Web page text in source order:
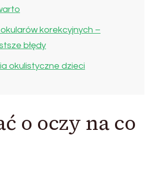
korekcyjnych –
błędy
okulistyczne dzieci
o oczy na co